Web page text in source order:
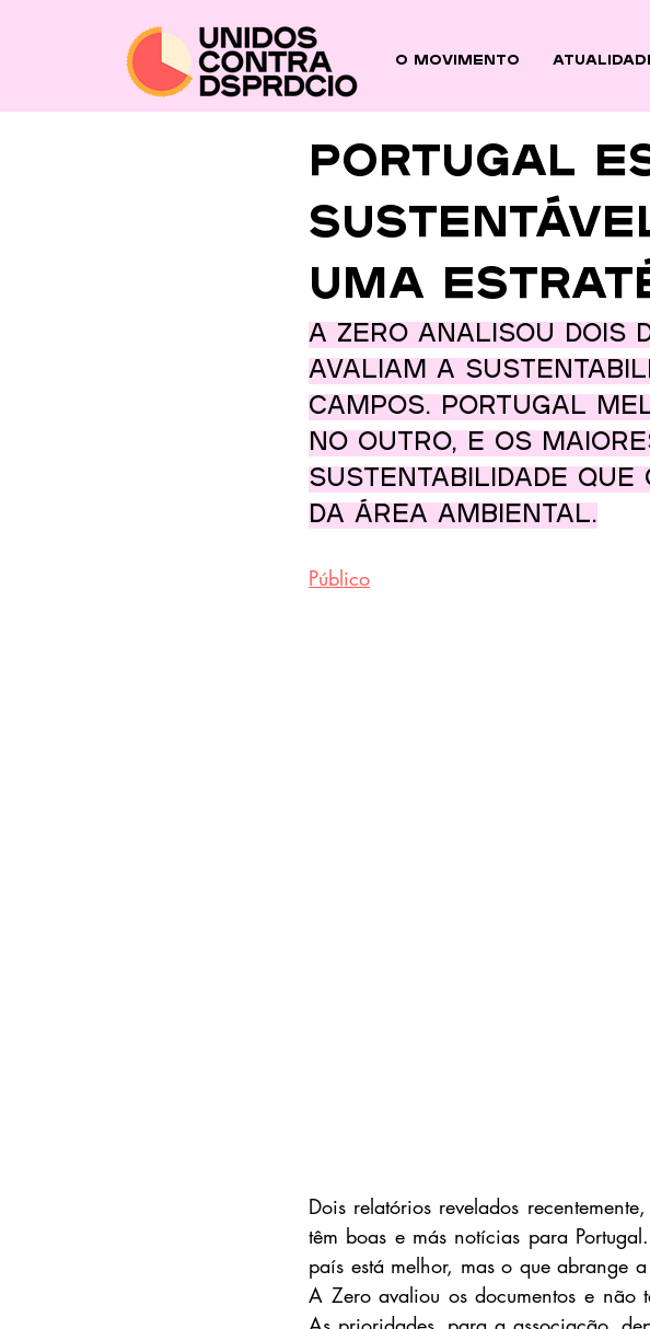
O Movimento
Portugal
uma
A Zero analisou dois
avaliam a
campos. Portugal
no outro, e os
sustentabilidade
da área ambiental.
Público
Dois relatórios revelados
têm boas e más notícias para
país está melhor, mas o que abrange
A Zero avaliou os documentos e não